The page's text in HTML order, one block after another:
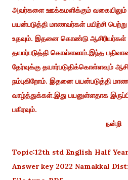
அவர்களை ஊக்கமளிக்கும்
பயன்படுத்தி மாணவர்கள் பயிற்சி பெற்று
உதவும். இதனை கொண்டு ஆசிரியர்கள்
தயார்படுத்தி கொள்ளலாம்.இந்த
தேர்வுக்கு தயார்படுதிக்கொள்ளவும்
நம்புகிறோம். இதனை பயன்படுத்தி
வாழ்த்துக்கள்.இது பயனுள்ளதாக
பகிரவும்.
நன்றி
Topic:12th std English Half
Answer key 2022 Namakkal